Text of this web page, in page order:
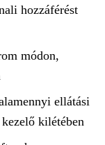
hozzáférést
módon,
ellátási
kilétében